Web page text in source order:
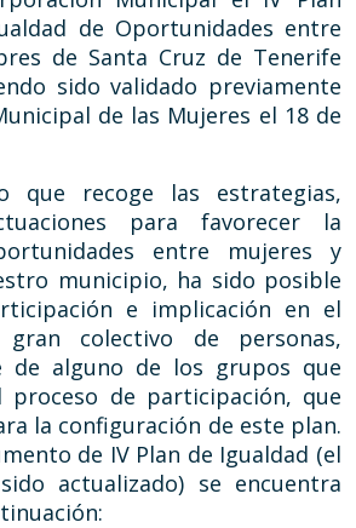
de Oportunidades entre
de Santa Cruz de Tenerife
sido validado previamente
de las Mujeres el 18 de
que recoge las estrategias,
para favorecer la
entre mujeres y
municipio, ha sido posible
e implicación en el
colectivo de personas,
de alguno de los grupos que
proceso de participación, que
la configuración de este plan.
de IV Plan de Igualdad (el
actualizado) se encuentra